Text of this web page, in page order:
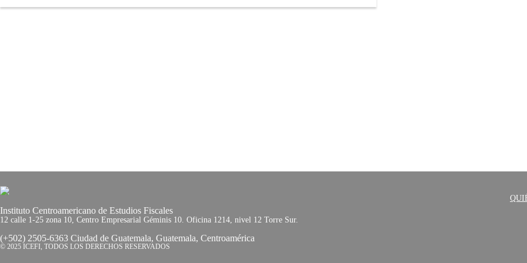
Instituto Centroamericano de Estudios Fiscales
12 calle 1-25 zona 10, Centro Empresarial Géminis 10. Oficina 1214, nivel 12 Torre Sur.
(+502) 2505-6363 Ciudad de Guatemala, Guatemala, Centroamérica
© 2025 ICEFI, TODOS LOS DERECHOS RESERVADOS